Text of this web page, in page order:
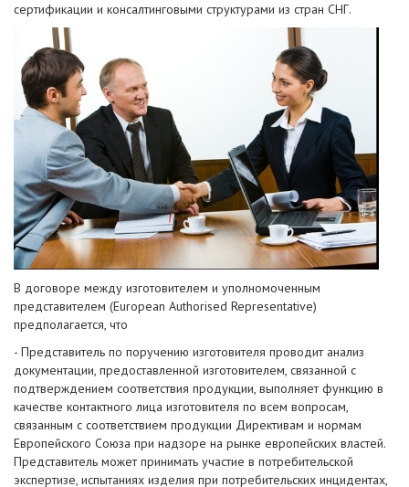
сертификации и консалтинговыми структурами из стран СНГ.
В договоре между изготовителем и уполномоченным
представителем (European Authorised Representative)
предполагается, что
- Представитель по поручению изготовителя проводит анализ
документации, предоставленной изготовителем, связанной с
подтверждением соответствия продукции, выполняет функцию в
качестве контактного лица изготовителя по всем вопросам,
связанным с соответствием продукции Директивам и нормам
Европейского Союза при надзоре на рынке европейских властей.
Представитель может принимать участие в потребительской
экспертизе, испытаниях изделия при потребительских инцидентах,